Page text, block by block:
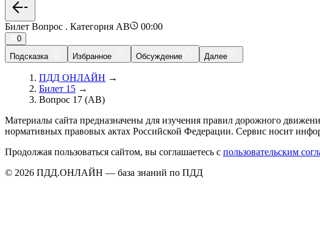
Билет Вопрос . Категория AB 00:00
0
Подсказка
Избранное Обсуждение Далее
ПДД ОНЛАЙН →
Билет 15 →
Вопрос 17 (AB)
Материалы сайта предназначены для изучения правил дорожного
нормативных правовых актах Российской Федерации. Сервис носит
Продолжая пользоваться сайтом, вы соглашаетесь с пользовательским
© 2026 ПДД.ОНЛАЙН — база знаний по ПДД